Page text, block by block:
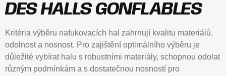
DES HALLS GONFLABLES
Kritéria výběru nafukovacích hal zahrnují kvalitu materiálů,
odolnost a nosnost. Pro zajištění optimálního výběru je
důležité vybírat halu s robustními materiály, schopnou odolat
různým podmínkám a s dostatečnou nosností pro